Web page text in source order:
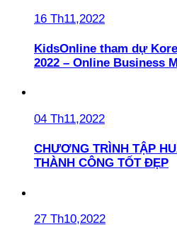
16 Th11,2022
KidsOnline tham dự
2022 – Online Business
04 Th11,2022
CHƯƠNG TRÌNH TẬP
THÀNH CÔNG TỐT ĐẸP
27 Th10,2022